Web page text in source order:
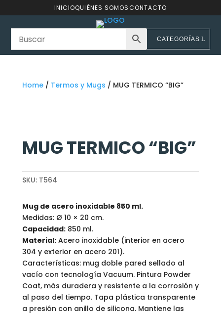
INICIOQUIÉNES SOMOSCONTACTO
CATEGORÍAS
Home/ Termos y Mugs / MUG TERMICO “BIG”
MUG TERMICO “BIG”
SKU: T564
Mug de acero inoxidable 850 ml.
Medidas: Ø 10 × 20 cm.
Capacidad:850 ml.
Material:Acero inoxidable (interior en acero
304 y exterior en acero 201).
Características: mug doble pared sellado al
vacío con tecnología Vacuum. Pintura Powder
Coat, más duradera y resistente a la corrosión y
al paso del tiempo. Tapa plástica transparente
a presión con anillo de silicona. Mantiene las